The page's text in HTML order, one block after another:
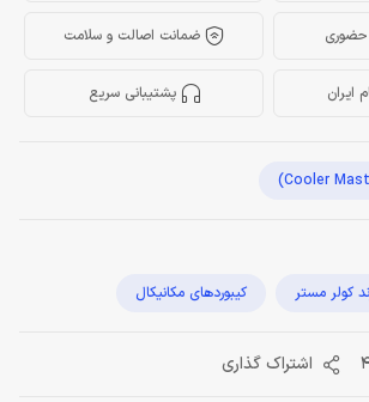
حضوری ضمانت اصالت و سلامت
ایران پشتیبانی سریع
کولر مستر کیبوردهای مکانیکال
اشتراک گذاری